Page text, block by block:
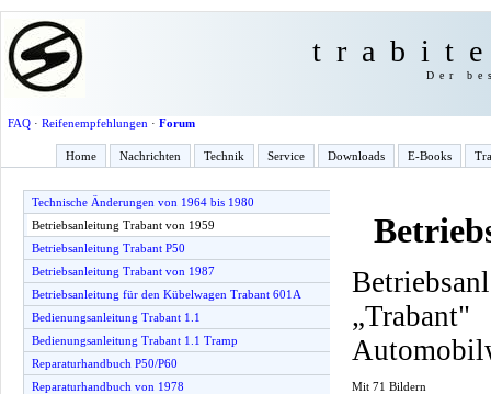
Der
FAQ· Reifenempfehlungen · Forum
Home Nachrichten Technik Service Downloads E-Books
Technische Änderungen von 1964 bis 1980
Betriebsanleitung Trabant von 1959
Betriebsanleitung Trabant P50
Betriebsanleitung Trabant von 1987
Betriebsanleitung für den Kübelwagen Trabant 601A
Bedienungsanleitung Trabant 1.1
Bedienungsanleitung Trabant 1.1 Tramp
Reparaturhandbuch P50/P60
Reparaturhandbuch von 1978
Mit 71 Bildern